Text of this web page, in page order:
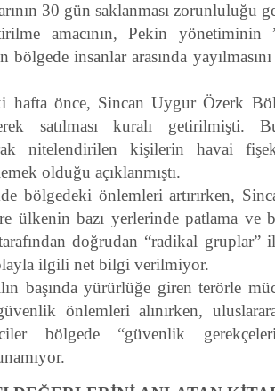
30 gün saklanması zorunluluğu
amacının, Pekin yönetiminin
insanlar arasında
hafta önce, Sincan Uygur Özerk
satılması kuralı getirilmişti.
nitelendirilen kişilerin havai
olduğu açıklanmıştı.
bölgedeki önlemleri artırırken,
ülkenin bazı yerlerinde patlama ve
doğrudan “radikal gruplar”
ilgili net bilgi verilmiyor.
başında yürürlüğe giren terörle
önlemleri alınırken,
bölgede “güvenlik